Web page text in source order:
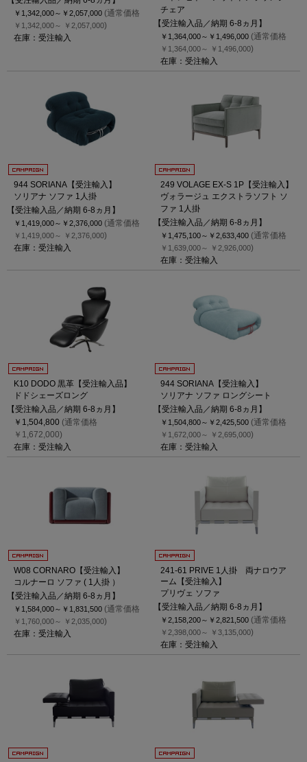
￥1,342,000～ ￥2,057,000 (通常価格
￥1,342,000～ ￥2,057,000)
在庫：受注輸入
チェア
【受注輸入品／納期 6-8ヵ月】
￥1,364,000～ ￥1,496,000 (通常価格
￥1,364,000～ ￥1,496,000)
在庫：受注輸入
944 SORIANA【受注輸入】
ソリアナ ソファ 1人掛
【受注輸入品／納期 6-8ヵ月】
￥1,419,000～ ￥2,376,000 (通常価格
￥1,419,000～ ￥2,376,000)
在庫：受注輸入
249 VOLAGE EX-S 1P【受注輸入】
ヴォラージュ エクストラソフト ソ
ファ 1人掛
【受注輸入品／納期 6-8ヵ月】
￥1,475,100～ ￥2,633,400 (通常価格
￥1,639,000～ ￥2,926,000)
在庫：受注輸入
K10 DODO 黒革【受注輸入品】
ドドシェーズロング
【受注輸入品／納期 6-8ヵ月】
￥1,504,800 (通常価格
￥1,672,000)
在庫：受注輸入
944 SORIANA【受注輸入】
ソリアナ ソファ ロングシート
【受注輸入品／納期 6-8ヵ月】
￥1,504,800～ ￥2,425,500 (通常価格
￥1,672,000～ ￥2,695,000)
在庫：受注輸入
W08 CORNARO【受注輸入】
コルナーロ ソファ ( 1人掛 ）
【受注輸入品／納期 6-8ヵ月】
￥1,584,000～ ￥1,831,500 (通常価格
￥1,760,000～ ￥2,035,000)
在庫：受注輸入
241-61 PRIVE 1人掛 両ナロウア
ーム【受注輸入】
プリヴェ ソファ
【受注輸入品／納期 6-8ヵ月】
￥2,158,200～ ￥2,821,500 (通常価格
￥2,398,000～ ￥3,135,000)
在庫：受注輸入